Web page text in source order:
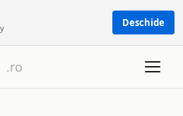
Deschide